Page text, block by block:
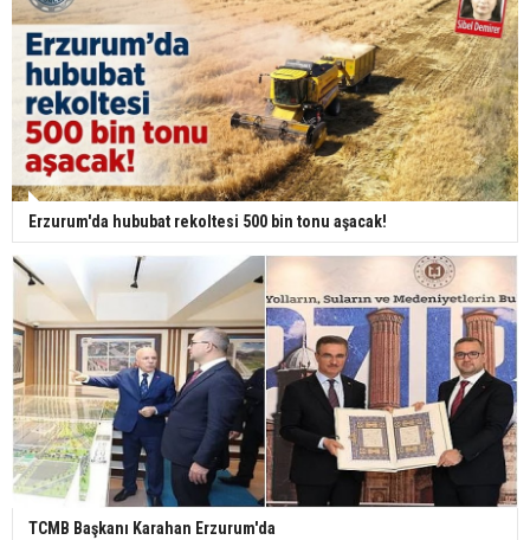
Erzurum'da hububat rekoltesi 500 bin tonu aşacak!
TCMB Başkanı Karahan Erzurum'da